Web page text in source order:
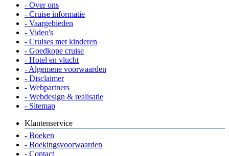
- Over ons
- Cruise informatie
- Vaargebieden
- Video's
- Cruises met kinderen
- Goedkope cruise
- Hotel en vlucht
- Algemene voorwaarden
- Disclaimer
- Webpartners
- Webdesign & realisatie
- Sitemap
Klantenservice
- Boeken
- Boekingsvoorwaarden
- Contact